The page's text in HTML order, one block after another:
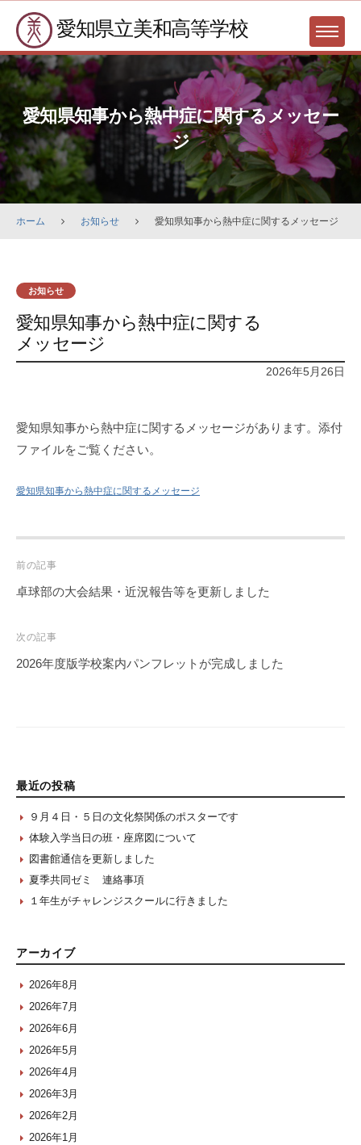
content
愛知県立美和高等学校 MENU
愛知県知事から熱中症に関するメッセー
ジ
ホーム お知らせ 愛知県知事から熱中症に関するメッセージ
お知らせ
愛知県知事から熱中症に関する
メッセージ
2026年5月26日
愛知県知事から熱中症に関するメッセージがあります。添付
ファイルをご覧ください。
愛知県知事から熱中症に関するメッセージ
Post
navigation
前の記事
卓球部の大会結果・近況報告等を更新しました
次の記事
2026年度版学校案内パンフレットが完成しました
最近の投稿
９月４日・５日の文化祭関係のポスターです
体験入学当日の班・座席図について
図書館通信を更新しました
夏季共同ゼミ 連絡事項
１年生がチャレンジスクールに行きました
アーカイブ
2026年8月
2026年7月
2026年6月
2026年5月
2026年4月
2026年3月
2026年2月
2026年1月